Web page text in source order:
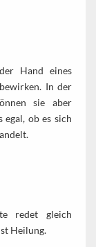
Hand eines
In der
sie aber
ob es sich
redet gleich
Heilung.